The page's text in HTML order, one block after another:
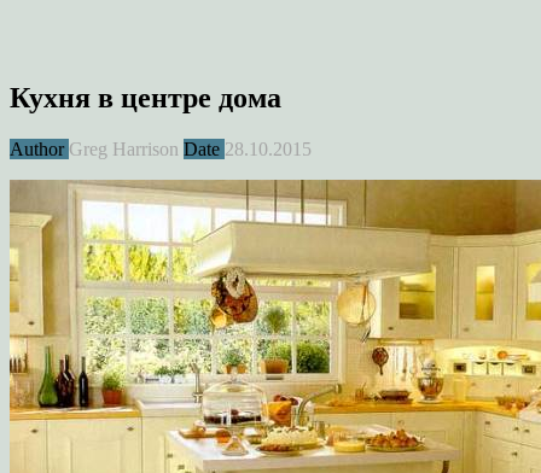
Кухня в центре дома
Author Greg Harrison Date 28.10.2015